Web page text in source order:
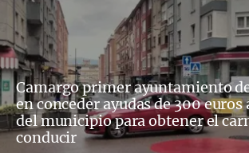
Camargo primer ayuntamiento
en conceder ayudas de 300 euros
del municipio para obtener el
conducir